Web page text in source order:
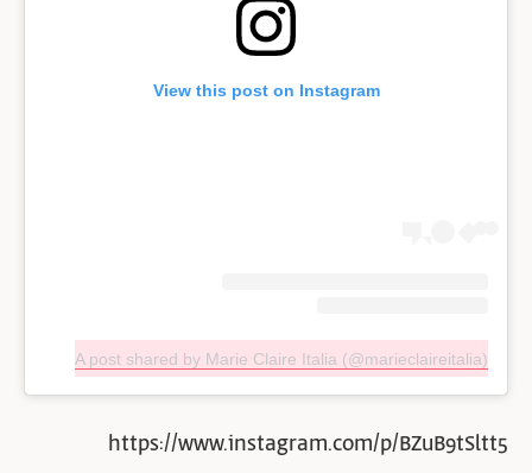
View this post on Instagram
A post shared by Marie Claire Italia (@marieclaireitalia)
https://www.instagram.com/p/BZuB9tSltt5